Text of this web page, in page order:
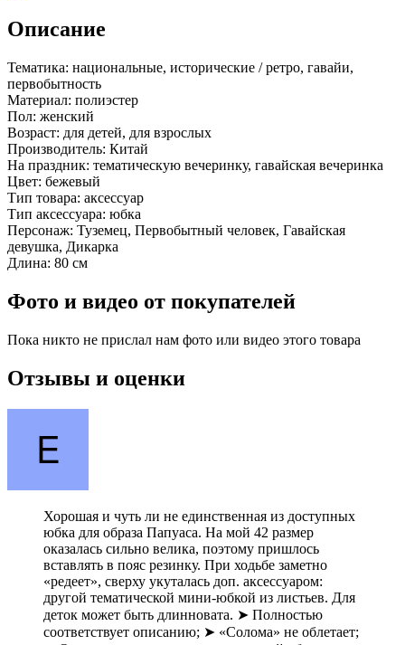
Описание
Тематика: национальные, исторические / ретро, гавайи,
первобытность
Материал: полиэстер
Пол: женский
Возраст: для детей, для взрослых
Производитель: Китай
На праздник: тематическую вечеринку, гавайская вечеринка
Цвет: бежевый
Тип товара: аксессуар
Тип аксессуара: юбка
Персонаж: Туземец, Первобытный человек, Гавайская
девушка, Дикарка
Длина: 80 см
Фото и видео от покупателей
Пока никто не прислал нам фото или видео этого товара
Отзывы и оценки
Хорошая и чуть ли не единственная из доступных
юбка для образа Папуаса. На мой 42 размер
оказалась сильно велика, поэтому пришлось
вставлять в пояс резинку. При ходьбе заметно
«редеет», сверху укуталась доп. аксессуаром:
другой тематической мини-юбкой из листьев. Для
деток может быть длинновата. ➤ Полностью
соответствует описанию; ➤ «Солома» не облетает;